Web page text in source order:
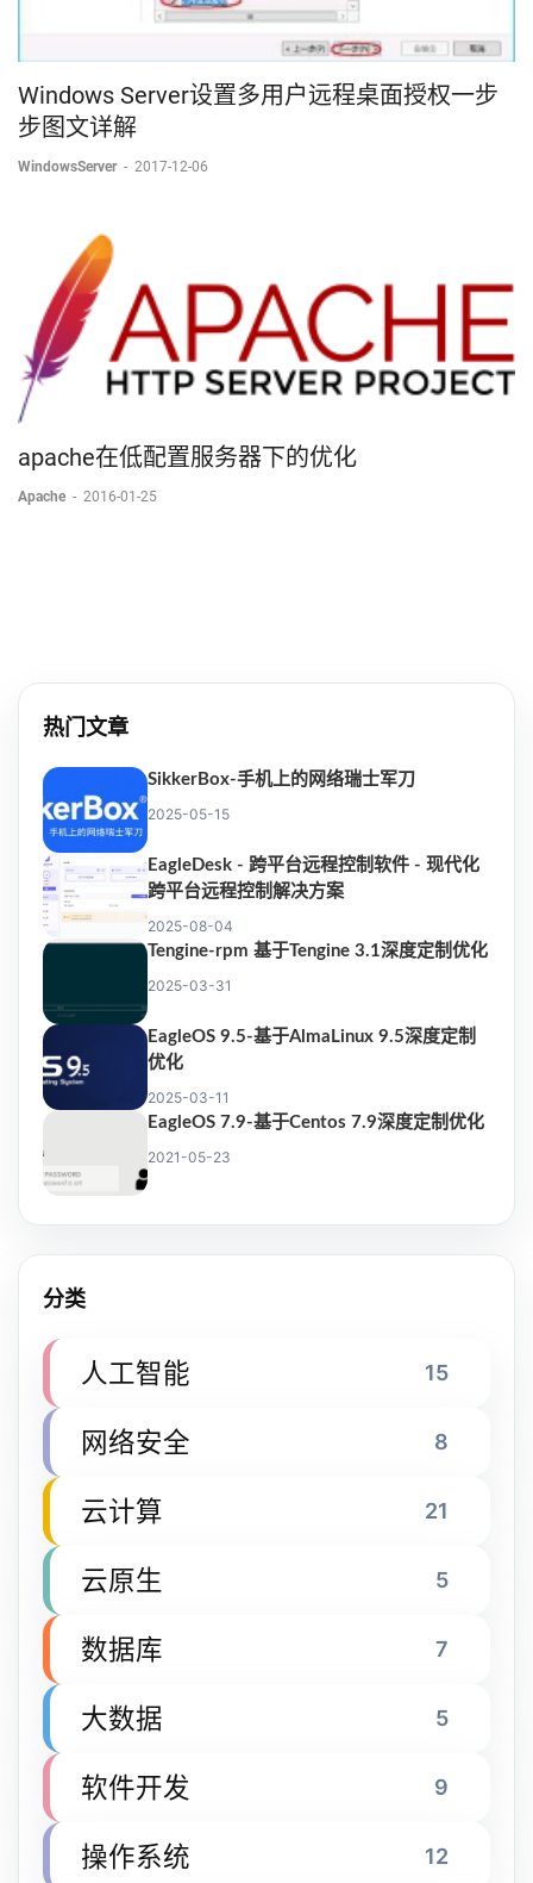
Windows Server设置多用户远程桌面授权一步
步图文详解
WindowsServer - 2017-12-06
apache在低配置服务器下的优化
Apache - 2016-01-25
热门文章
SikkerBox-手机上的网络瑞士军刀
2025-05-15
EagleDesk - 跨平台远程控制软件 - 现代化
跨平台远程控制解决方案
2025-08-04
Tengine-rpm 基于Tengine 3.1深度定制优化
2025-03-31
EagleOS 9.5-基于AlmaLinux 9.5深度定制
优化
2025-03-11
EagleOS 7.9-基于Centos 7.9深度定制优化
2021-05-23
分类
人工智能 15
网络安全 8
云计算 21
云原生 5
数据库 7
大数据 5
软件开发 9
操作系统 12